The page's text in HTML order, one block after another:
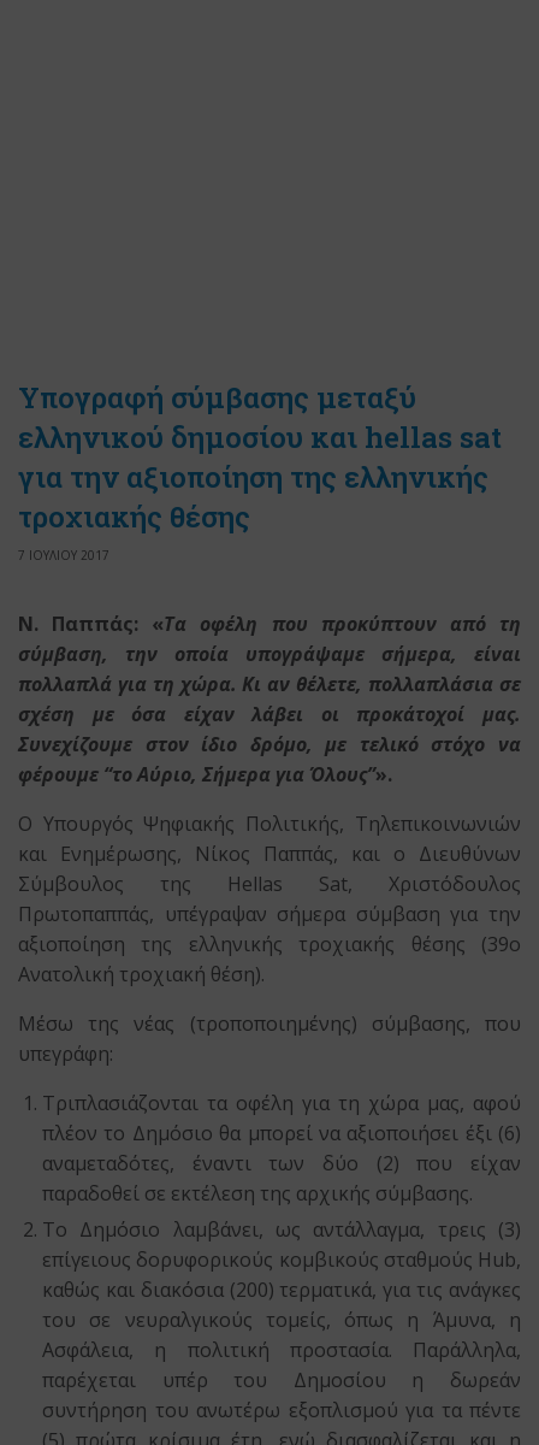
Υπογραφή σύμβασης μεταξύ
ελληνικού δημοσίου και hellas sat
για την αξιοποίηση της ελληνικής
τροχιακής θέσης
7 ΙΟΥΛΙΟΥ 2017
Ν. Παππάς: «Τα οφέλη που προκύπτουν από τη
σύμβαση, την οποία υπογράψαμε σήμερα, είναι
πολλαπλά για τη χώρα. Κι αν θέλετε, πολλαπλάσια σε
σχέση με όσα είχαν λάβει οι προκάτοχοί μας.
Συνεχίζουμε στον ίδιο δρόμο, με τελικό στόχο να
φέρουμε “το Αύριο, Σήμερα για Όλους”».
Ο Υπουργός Ψηφιακής Πολιτικής, Τηλεπικοινωνιών
και Ενημέρωσης, Νίκος Παππάς, και ο Διευθύνων
Σύμβουλος της Hellas Sat, Χριστόδουλος
Πρωτοπαππάς, υπέγραψαν σήμερα σύμβαση για την
αξιοποίηση της ελληνικής τροχιακής θέσης (39ο
Ανατολική τροχιακή θέση).
Μέσω της νέας (τροποποιημένης) σύμβασης, που
υπεγράφη:
Τριπλασιάζονται τα οφέλη για τη χώρα μας, αφού
πλέον το Δημόσιο θα μπορεί να αξιοποιήσει έξι (6)
αναμεταδότες, έναντι των δύο (2) που είχαν
παραδοθεί σε εκτέλεση της αρχικής σύμβασης.
Το Δημόσιο λαμβάνει, ως αντάλλαγμα, τρεις (3)
επίγειους δορυφορικούς κομβικούς σταθμούς Hub,
καθώς και διακόσια (200) τερματικά, για τις ανάγκες
του σε νευραλγικούς τομείς, όπως η Άμυνα, η
Ασφάλεια, η πολιτική προστασία. Παράλληλα,
παρέχεται υπέρ του Δημοσίου η δωρεάν
συντήρηση του ανωτέρω εξοπλισμού για τα πέντε